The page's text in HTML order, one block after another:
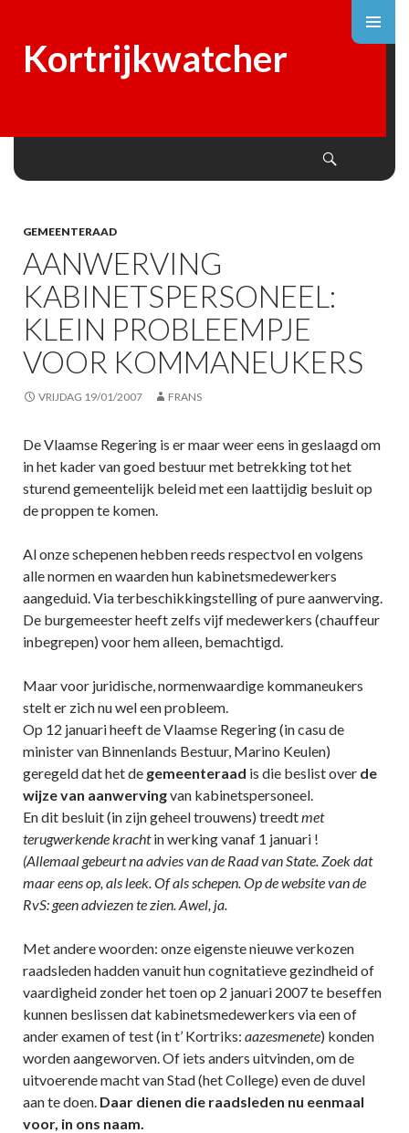
Kortrijkwatcher
GEMEENTERAAD
AANWERVING
KABINETSPERSONEEL:
KLEIN PROBLEEMPJE
VOOR KOMMANEUKERS
VRIJDAG 19/01/2007 FRANS
De Vlaamse Regering is er maar weer eens in geslaagd om
in het kader van goed bestuur met betrekking tot het
sturend gemeentelijk beleid met een laattijdig besluit op
de proppen te komen.
Al onze schepenen hebben reeds respectvol en volgens
alle normen en waarden hun kabinetsmedewerkers
aangeduid. Via terbeschikkingstelling of pure aanwerving.
De burgemeester heeft zelfs vijf medewerkers (chauffeur
inbegrepen) voor hem alleen, bemachtigd.
Maar voor juridische, normenwaardige kommaneukers
stelt er zich nu wel een probleem.
Op 12 januari heeft de Vlaamse Regering (in casu de
minister van Binnenlands Bestuur, Marino Keulen)
geregeld dat het de gemeenteraad is die beslist over de
wijze van aanwervingvan kabinetspersoneel.
En dit besluit (in zijn geheel trouwens) treedtmet
terugwerkende krachtin werking vanaf 1 januari !
(Allemaal gebeurt na advies van de Raad van State. Zoek dat
maar eens op, als leek. Of als schepen. Op de website van de
RvS: geen adviezen te zien. Awel, ja.
Met andere woorden: onze eigenste nieuwe verkozen
raadsleden hadden vanuit hun cognitatieve gezindheid of
vaardigheid zonder het toen op 2 januari 2007 te beseffen
kunnen beslissen dat kabinetsmedewerkers via een of
ander examen of test (in t’ Kortriks: aazesmenete) konden
worden aangeworven. Of iets anders uitvinden, om de
uitvoerende macht van Stad (het College) even de duvel
aan te doen. Daar dienen die raadsleden nu eenmaal
voor, in ons naam.